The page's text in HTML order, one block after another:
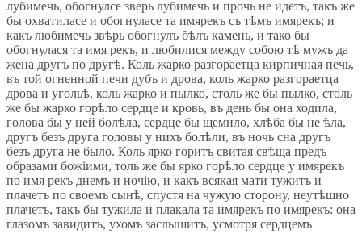
лубимечь, обогнулсе зверь лубимечь и прочь не идетъ, такъ же
бы охватиласе и обогнуласе та имярекъ съ тѣмъ имярекъ; и
какъ любимечь звѣрь обогнулъ бѣлъ камень, и тако бы
обогнулася та имя рекъ, и любилися между собою тѣ мужъ да
жена другъ по другѣ. Коль жарко разгораетца кирпичная печь,
въ той огненной печи дубъ и дрова, коль жарко разгораетца
дрова и угольѣ, коль жарко и пылко, столь же бы пылко, столь
же бы жарко горѣло сердце и кровь, въ день бы она ходила,
голова бы у ней болѣла, сердце бы щемило, хлѣба бы не ѣла,
другъ безъ друга головы у нихъ болѣли, въ ночь сна другъ
безъ друга не было. Коль ярко горитъ свитая свѣща предъ
образами божіими, толь же бы ярко горѣло сердце у имярекъ
по имя рекъ днемъ и ночію, и какъ всякая мати тужитъ и
плачетъ по своемъ сынѣ, спустя на чужую сторону, неутѣшно
плачетъ, такъ бы тужила и плакала та имярекъ по имярекъ: она
глазомъ завидитъ, ухомъ заслышитъ, усмотря сердцемъ